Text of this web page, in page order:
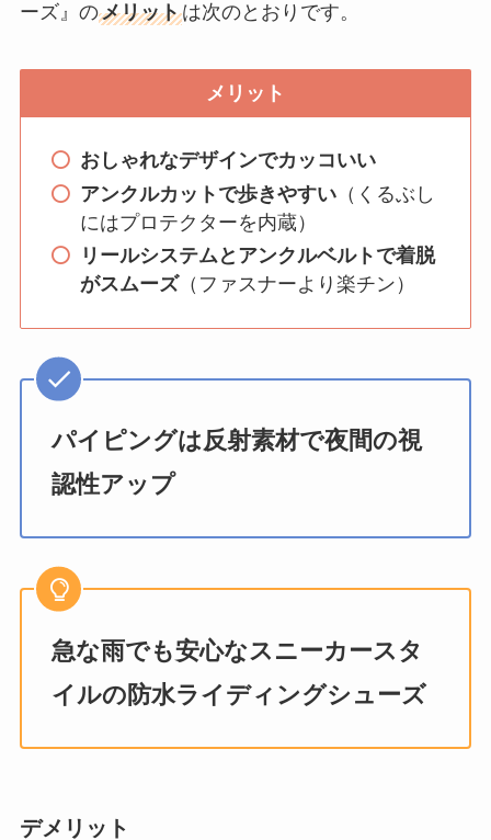
ーズ』のメリットは次のとおりです。
メリット
おしゃれなデザインでカッコいい
アンクルカットで歩きやすい（くるぶし
にはプロテクターを内蔵）
リールシステムとアンクルベルトで着脱
がスムーズ（ファスナーより楽チン）
パイピングは反射素材で夜間の視
認性アップ
急な雨でも安心なスニーカースタ
イルの防水ライディングシューズ
デメリット